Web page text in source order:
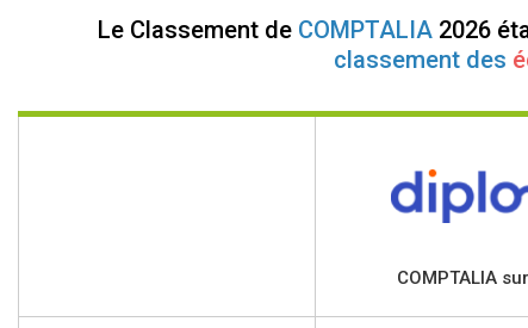
Le Classement de COMPTALIA 2026
classement des
COMPTALIA sur